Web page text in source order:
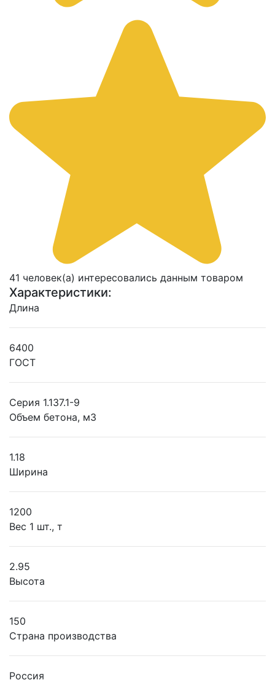
41 человек(а) интересовались данным товаром
Характеристики:
Длина
6400
ГОСТ
Серия 1.137.1-9
Объем бетона, м3
1.18
Ширина
1200
Вес 1 шт., т
2.95
Высота
150
Страна производства
Россия